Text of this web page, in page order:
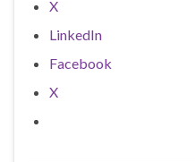
X
LinkedIn
Facebook
X